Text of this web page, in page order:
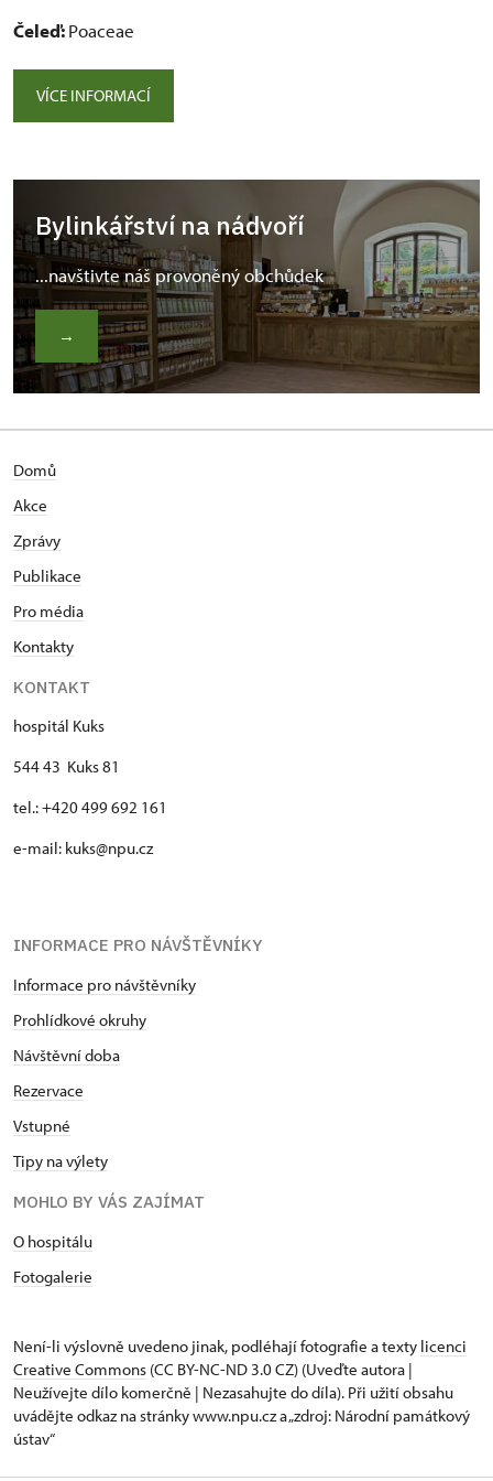
Čeleď:Poaceae
VÍCE INFORMACÍ
Bylinkářství na nádvoří
...navštivte náš provoněný obchůdek
→
Domů
Akce
Zprávy
Publikace
Pro média
Kontakty
KONTAKT
hospitál Kuks
544 43 Kuks 81
tel.: +420 499 692 161
e-mail: kuks@npu.cz
INFORMACE PRO NÁVŠTĚVNÍKY
Informace pro návštěvníky
Prohlídkové okruhy
Návštěvní doba
Rezervace
Vstupné
Tipy na výlety
MOHLO BY VÁS ZAJÍMAT
O hospitálu
Fotogalerie
Není-li výslovně uvedeno jinak, podléhají fotografie a texty licenci
Creative Commons (CC BY-NC-ND 3.0 CZ) (Uveďte autora |
Neužívejte dílo komerčně | Nezasahujte do díla). Při užití obsahu
uvádějte odkaz na stránky www.npu.cz a „zdroj: Národní památkový
ústav“